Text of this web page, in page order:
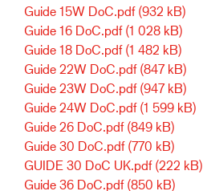
Guide 15W DoC.pdf (932 kB)
Guide 16 DoC.pdf (1 028 kB)
Guide 18 DoC.pdf (1 482 kB)
Guide 22W DoC.pdf (847 kB)
Guide 23W DoC.pdf (947 kB)
Guide 24W DoC.pdf (1 599 kB)
Guide 26 DoC.pdf (849 kB)
Guide 30 DoC.pdf (770 kB)
GUIDE 30 DoC UK.pdf (222 kB)
Guide 36 DoC.pdf (850 kB)